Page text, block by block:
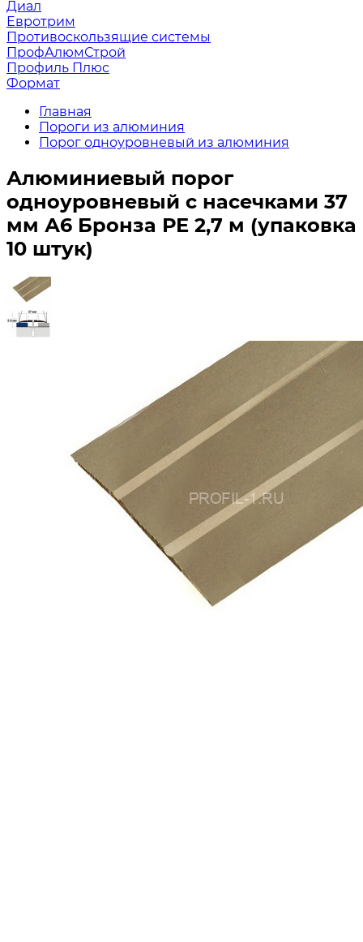
Диал
Евротрим
Противоскользящие системы
ПрофАлюмСтрой
Профиль Плюс
Формат
Главная
Пороги из алюминия
Порог одноуровневый из алюминия
Алюминиевый порог
одноуровневый с насечками 37
мм А6 Бронза РЕ 2,7 м (упаковка
10 штук)